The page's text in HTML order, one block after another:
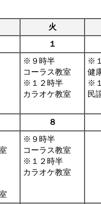
火
１
※９時半
コーラス教室
※１２時半
カラオケ教室
※
健
※
民
８
※９時半
コーラス教室
※１２時半
カラオケ教室